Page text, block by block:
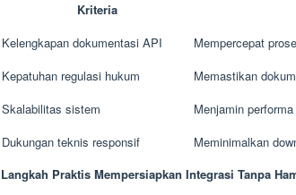
Kriteria
Kelengkapan dokumentasi API
Mempercepat
Kepatuhan regulasi hukum
Memastikan
Skalabilitas sistem
Menjamin
Dukungan teknis responsif
Meminimalkan
Langkah Praktis Mempersiapkan Integrasi Tanpa